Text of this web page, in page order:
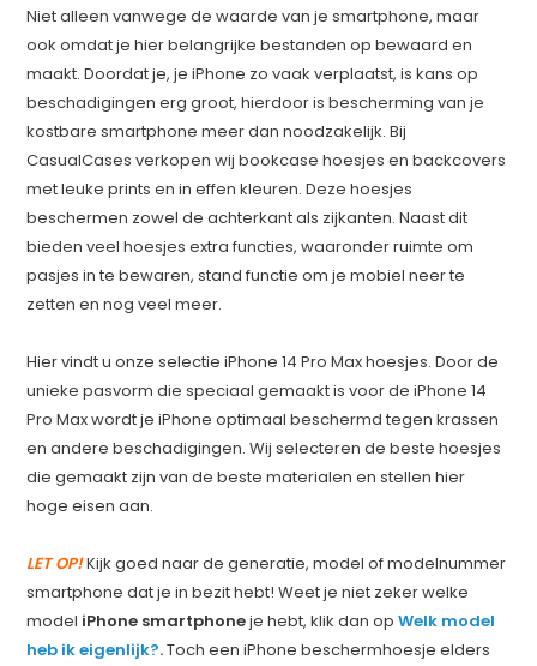
Niet alleen vanwege de waarde van je smartphone, maar
ook omdat je hier belangrijke bestanden op bewaard en
maakt. Doordat je, je iPhone zo vaak verplaatst, is kans op
beschadigingen erg groot, hierdoor is bescherming van je
kostbare smartphone meer dan noodzakelijk. Bij
CasualCases verkopen wij bookcase hoesjes en backcovers
met leuke prints en in effen kleuren. Deze hoesjes
beschermen zowel de achterkant als zijkanten. Naast dit
bieden veel hoesjes extra functies, waaronder ruimte om
pasjes in te bewaren, stand functie om je mobiel neer te
zetten en nog veel meer.
Hier vindt u onze selectie iPhone 14 Pro Max hoesjes. Door de
unieke pasvorm die speciaal gemaakt is voor de iPhone 14
Pro Max wordt je iPhone optimaal beschermd tegen krassen
en andere beschadigingen. Wij selecteren de beste hoesjes
die gemaakt zijn van de beste materialen en stellen hier
hoge eisen aan.
LET OP!Kijk goed naar de generatie, model of modelnummer
smartphone dat je in bezit hebt! Weet je niet zeker welke
model iPhone smartphoneje hebt, klik dan opWelk model
heb ik eigenlijk?.Toch een iPhone beschermhoesje elders